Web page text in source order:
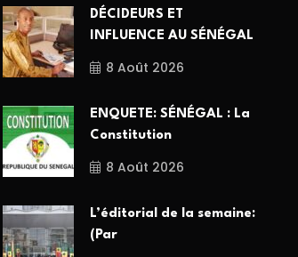
DÉCIDEURS ET
INFLUENCE AU SÉNÉGAL
8 Août 2026
ENQUETE: SÉNÉGAL : La
Constitution
8 Août 2026
L’éditorial de la semaine:
(Par